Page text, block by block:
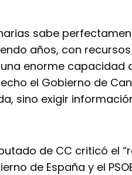
sabe
años, con
enorme capacidad
el Gobierno de
sino exigir
de CC criticó el
de España y el